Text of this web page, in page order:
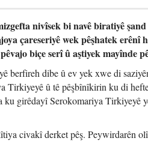
nivîsek bi navê biratiyê
çareseriyê wek pêşhatek erênî
biçe serî û aştiyek mayînde
berfireh dibe û ev yek xwe di
Tirkiyeyê û tê pêşbînîkirin ku di
girêdayî Serokomariya Tirkiyeyê
civakî derket pêş. Peywirdarên